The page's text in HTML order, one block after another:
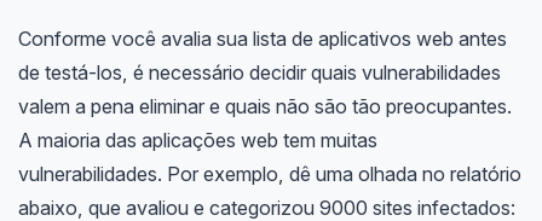
Conforme você avalia sua lista de aplicativos web antes
de testá-los, é necessário decidir quais vulnerabilidades
valem a pena eliminar e quais não são tão preocupantes.
A maioria das aplicações web tem muitas
vulnerabilidades. Por exemplo, dê uma olhada no relatório
abaixo, que avaliou e categorizou 9000 sites infectados: